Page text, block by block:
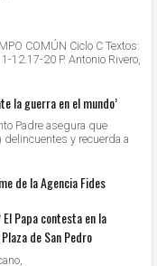
COMÚN Ciclo C Textos:
12.17-20 P. Antonio Rivero,
la guerra en el mundo’
Padre asegura que
y recuerda a
de la Agencia Fides
Papa contesta en la
de San Pedro